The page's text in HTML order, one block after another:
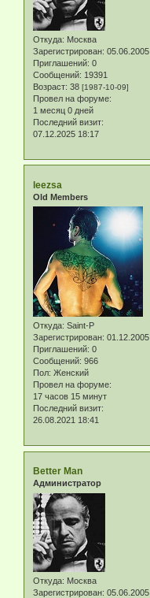
Откуда: Москва
Зарегистрирован: 05.06.2005
Приглашений: 0
Сообщений: 19391
Возраст: 38 [1987-10-09]
Провел на форуме:
1 месяц 0 дней
Последний визит:
07.12.2025 18:17
leezsa
Old Members
Откуда: Saint-P
Зарегистрирован: 01.12.2005
Приглашений: 0
Сообщений: 966
Пол: Женский
Провел на форуме:
17 часов 15 минут
Последний визит:
26.08.2021 18:41
Better Man
Администратор
Откуда: Москва
Зарегистрирован: 05.06.2005